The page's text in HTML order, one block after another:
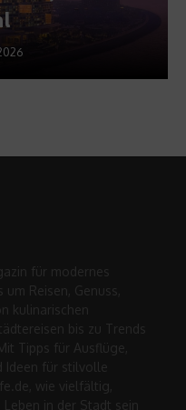
für modernes
Reisen, Genuss,
kulinarischen
bis zu Trends
Tipps für Ausflüge,
Ideen für stilvolle
wie vielfältig,
in der Stadt sein